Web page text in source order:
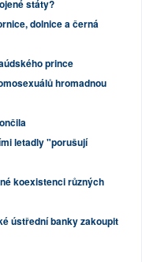
státy?
dolnice a černá
prince
hromadnou
letadly "porušují
koexistenci různých
ústřední banky zakoupit